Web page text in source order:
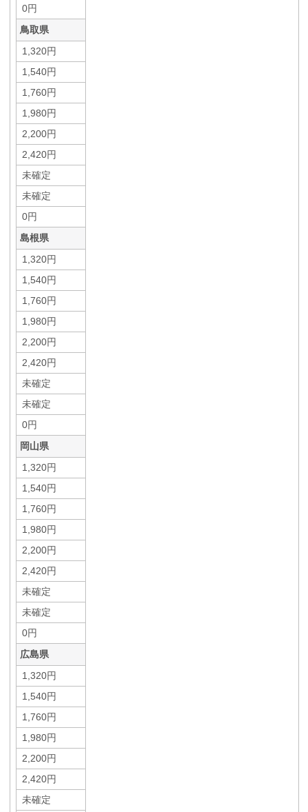
0円
鳥取県
1,320円
1,540円
1,760円
1,980円
2,200円
2,420円
未確定
未確定
0円
島根県
1,320円
1,540円
1,760円
1,980円
2,200円
2,420円
未確定
未確定
0円
岡山県
1,320円
1,540円
1,760円
1,980円
2,200円
2,420円
未確定
未確定
0円
広島県
1,320円
1,540円
1,760円
1,980円
2,200円
2,420円
未確定